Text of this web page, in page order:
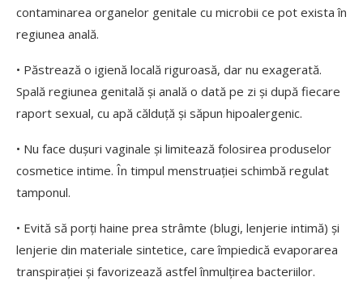
contaminarea organelor genitale cu microbii ce pot exista în
regiunea anală.
• Păstrează o igienă locală riguroasă, dar nu exagerată.
Spală regiunea genitală și anală o dată pe zi şi după fiecare
raport sexual, cu apă călduță şi săpun hipoalergenic.
• Nu face dușuri vaginale și limitează folosirea produselor
cosmetice intime. În timpul menstruației schimbă regulat
tamponul.
• Evită să porți haine prea strâmte (blugi, lenjerie intimă) şi
lenjerie din materiale sintetice, care împiedică evaporarea
transpirației şi favorizează astfel înmulțirea bacteriilor.